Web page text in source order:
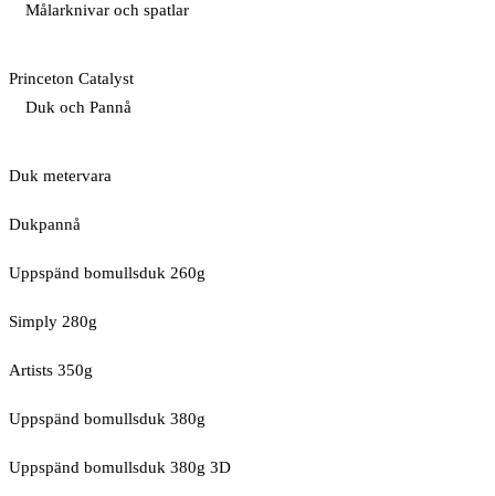
Målarknivar och spatlar
Princeton Catalyst
Duk och Pannå
Duk metervara
Dukpannå
Uppspänd bomullsduk 260g
Simply 280g
Artists 350g
Uppspänd bomullsduk 380g
Uppspänd bomullsduk 380g 3D